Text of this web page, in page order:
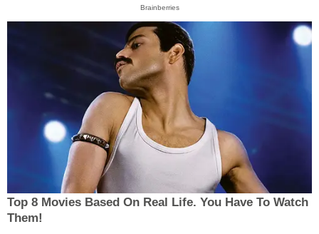
Brainberries
Top 8 Movies Based On Real Life. You Have To Watch
Them!